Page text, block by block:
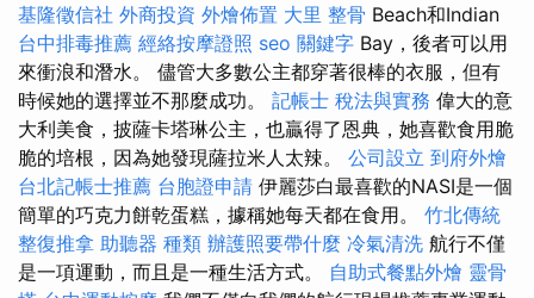
基隆徵信社 外商投資 外燴佈置 大里 整骨 Beach和Indian
台中排毒推薦 經絡按摩證照 seo 關鍵字 Bay，後者可以用
來衝浪和潛水。 儘管大多數公主都穿著很棒的衣服，但有
時候她的選擇並不那麼成功。 記帳士 稅法與實務 偉大的意
大利美食，披薩卡塔琳公主，也贏得了恩典，她喜歡食用脆
脆的培根，因為她發現薩拉米人太辣。 公司設立 到府外燴
台北記帳士推薦 台胞證申請 伊麗莎白最喜歡的NASI是一個
簡單的巧克力餅乾蛋糕，據稱她每天都在食用。 竹北傳統
整復推拿 助聽器 種類 辦護照要帶什麼 冷氣清洗 航行不僅
是一項運動，而且是一種生活方式。 自助式餐點外燴 靈骨